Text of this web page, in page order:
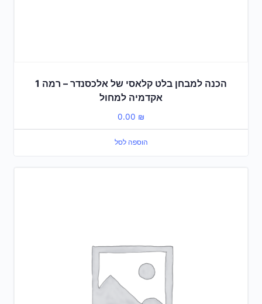
הכנה למבחן בלט קלאסי של אלכסנדר – רמה 1
אקדמיה למחול
0.00 ₪
הוספה לסל